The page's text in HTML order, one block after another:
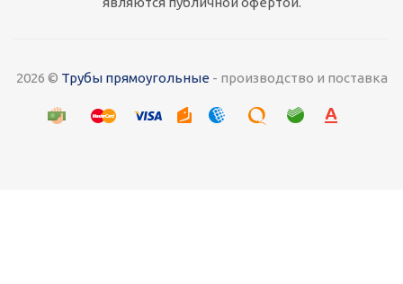
2026 © Трубы прямоугольные - производство и поставка